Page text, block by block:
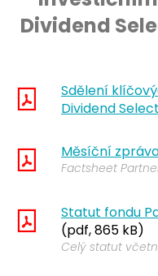
Dividend
Sdělení
Dividend
Měsíční
Factsheet
Statut fondu
(pdf, 865 kB)
Celý statut